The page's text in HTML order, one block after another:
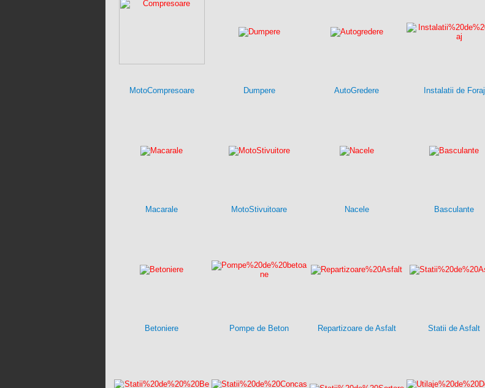
MotoCompresoare Dumpere AutoGredere Instalatii de Foraj
Macarale MotoStivuitoare Nacele Basculante
Betoniere Pompe de Beton Repartizoare de Asfalt Statii de Asfalt